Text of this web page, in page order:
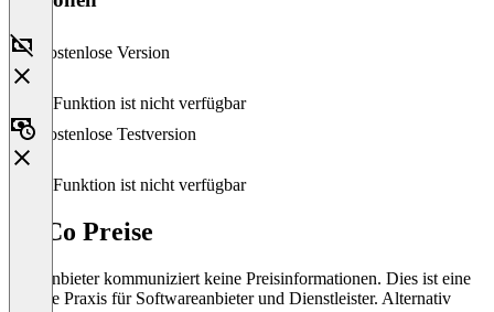
Kostenlose Version
Diese Funktion ist nicht verfügbar
Kostenlose Testversion
Diese Funktion ist nicht verfügbar
netCo Preise
Der Anbieter kommuniziert keine Preisinformationen. Dies ist eine
übliche Praxis für Softwareanbieter und Dienstleister. Alternativ